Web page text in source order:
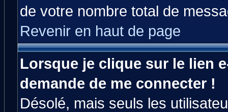
de votre nombre total de
Revenir en haut de page
Lorsque je clique sur le lien
demande de me connecter !
Désolé, mais seuls les